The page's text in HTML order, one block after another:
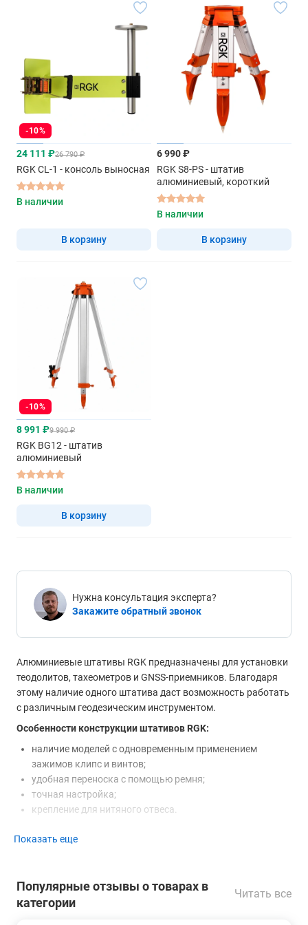
-10%
24 111 ₽26 790 ₽
RGK CL-1 - консоль выносная
В наличии
В корзину
6 990 ₽
RGK S8-PS - штатив
алюминиевый, короткий
В наличии
В корзину
-10%
8 991 ₽9 990 ₽
RGK BG12 - штатив
алюминиевый
В наличии
В корзину
Нужна консультация эксперта?
Закажите обратный звонок
Алюминиевые штативы RGK предназначены для установки
теодолитов, тахеометров и GNSS-приемников. Благодаря
этому наличие одного штатива даст возможность работать
с различным геодезическим инструментом.
Особенности конструкции штативов RGK:
наличие моделей с одновременным применением
зажимов клипс и винтов;
удобная переноска с помощью ремня;
точная настройка;
крепление для нитяного отвеса.
Для фиксации положения высоты ножек применяются
фиксацию, но винты более надежно сохраняют заданную
высоту.
Показать еще
Популярные отзывы о товарах в
категории
Читать все